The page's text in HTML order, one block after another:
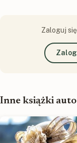
Zaloguj
Inne książki